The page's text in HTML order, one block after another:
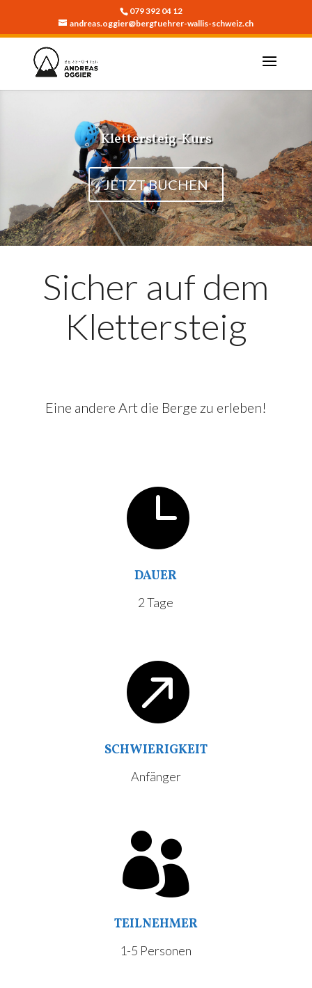
079 392 04 12
andreas.oggier@bergfuehrer-wallis-schweiz.ch
Klettersteig-Kurs
JETZT BUCHEN
Sicher auf dem
Klettersteig
Eine andere Art die Berge zu erleben!

DAUER
2 Tage

SCHWIERIGKEIT
Anfänger

TEILNEHMER
1-5 Personen